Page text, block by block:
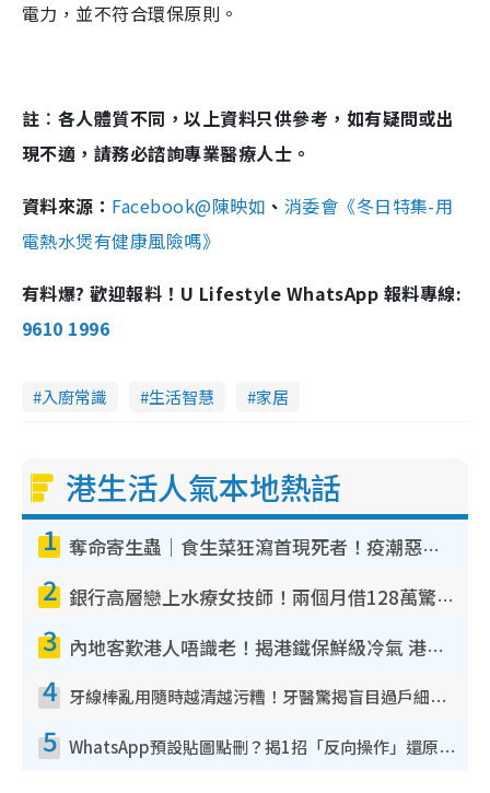
電力，並不符合環保原則。
註︰各人體質不同，以上資料只供參考，如有疑問或出
現不適，請務必諮詢專業醫療人士。
資料來源： Facebook@陳映如 、 消委會《冬日特集-用
電熱水煲有健康風險嗎》
有料爆? 歡迎報料！U Lifestyle WhatsApp 報料專線:
9610 1996
入廚常識 生活智慧 家居
港生活人氣本地熱話
1 奪命寄生蟲｜食生菜狂瀉首現死者！疫潮惡化錄1.8萬宗病例 揭洗菜3大謬誤
2 銀行高層戀上水療女技師！兩個月借128萬驚覺「沉船」沉落火海 揭背後疑似邪教操控賣淫
3 內地客歎港人唔識老！揭港鐵保鮮級冷氣 港人求放過：咪投訴
4 牙線棒亂用隨時越清越污糟！牙醫驚揭盲目過戶細菌恐致蛀牙：呢種先係日常真保養
5 WhatsApp預設貼圖點刪？揭1招「反向操作」還原簡潔介面 附3步實測教學